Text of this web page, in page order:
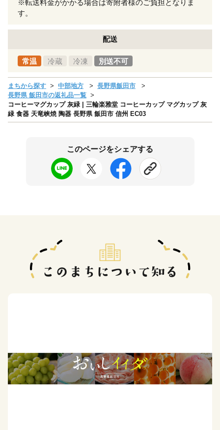
※転送料金がかかる場合は寄附者様のご負担となりま
す。
配送
常温 冷蔵 冷凍 別送不可
まちから探す 中部地方
長野県飯田市
長野県 飯田市の返礼品一覧
コーヒーマグカップ 灰緑 | 三輪楽雅堂 コーヒーカップ マグカップ 灰
緑 食器 天竜峡焼 陶器 長野県 飯田市 信州 EC03
このページをシェアする